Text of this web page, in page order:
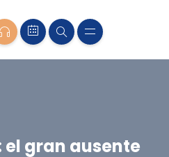
gran ausente